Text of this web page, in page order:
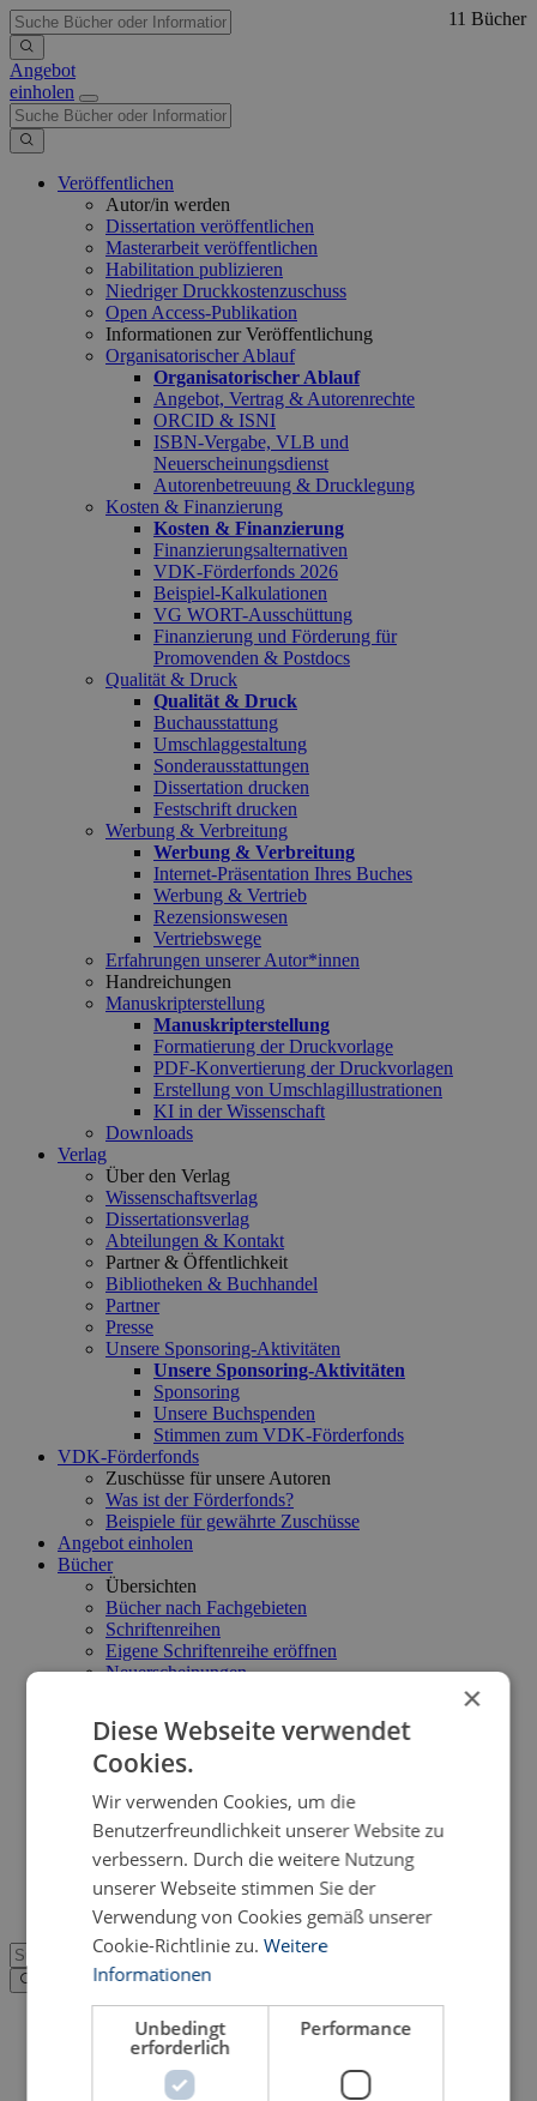
Angebot
einholen
Veröffentlichen
Autor/in werden
Dissertation veröffentlichen
Masterarbeit veröffentlichen
Habilitation publizieren
Niedriger Druckkostenzuschuss
Open Access-Publikation
Informationen zur Veröffentlichung
Organisatorischer Ablauf
Organisatorischer Ablauf
Angebot, Vertrag & Autorenrechte
ORCID & ISNI
ISBN-Vergabe, VLB und
Neuerscheinungsdienst
Autorenbetreuung & Drucklegung
Kosten & Finanzierung
Kosten & Finanzierung
Finanzierungsalternativen
VDK-Förderfonds 2026
Beispiel-Kalkulationen
VG WORT-Ausschüttung
Finanzierung und Förderung für
Promovenden & Postdocs
Qualität & Druck
Qualität & Druck
Buchausstattung
Umschlaggestaltung
Sonderausstattungen
Dissertation drucken
Festschrift drucken
Werbung & Verbreitung
Werbung & Verbreitung
Internet-Präsentation Ihres Buches
Werbung & Vertrieb
Rezensionswesen
Vertriebswege
Erfahrungen unserer Autor*innen
Handreichungen
Manuskripterstellung
Manuskripterstellung
Formatierung der Druckvorlage
PDF-Konvertierung der Druckvorlagen
Erstellung von Umschlagillustrationen
KI in der Wissenschaft
Downloads
Verlag
Über den Verlag
Wissenschaftsverlag
Dissertationsverlag
Abteilungen & Kontakt
Partner & Öffentlichkeit
Bibliotheken & Buchhandel
Partner
Presse
Unsere Sponsoring-Aktivitäten
Unsere Sponsoring-Aktivitäten
Sponsoring
Unsere Buchspenden
Stimmen zum VDK-Förderfonds
VDK-Förderfonds
Zuschüsse für unsere Autoren
Was ist der Förderfonds?
Beispiele für gewährte Zuschüsse
Angebot einholen
Bücher
Übersichten
Bücher nach Fachgebieten
Schriftenreihen
Eigene Schriftenreihe eröffnen
Neuerscheinungen
Bücher zu aktuellen Themen
Service
Kataloge im PDF-Format
Neuerscheinungsdienst
FAQ
Shop
Verlagsprogramm >
Verstrickung
11 Bücher
×
Diese Webseite verwendet
Cookies.
Wir verwenden Cookies, um die
Benutzerfreundlichkeit unserer Website zu
verbessern. Durch die weitere Nutzung
unserer Webseite stimmen Sie der
Verwendung von Cookies gemäß unserer
Cookie-Richtlinie zu. Weitere
Informationen
Unbedingt
erforderlich
Performance